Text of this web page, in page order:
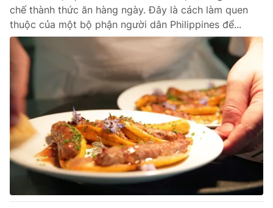
chế thành thức ăn hàng ngày. Đây là cách làm quen
thuộc của một bộ phận người dân Philippines để...